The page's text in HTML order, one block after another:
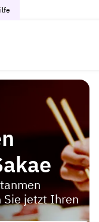
Sie jetzt Ihren